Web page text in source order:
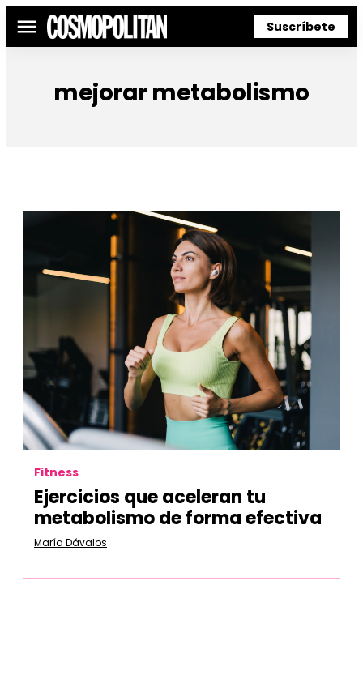
Menú Suscríbete
mejorar metabolismo
Fitness
Ejercicios que aceleran tu
metabolismo de forma efectiva
María Dávalos